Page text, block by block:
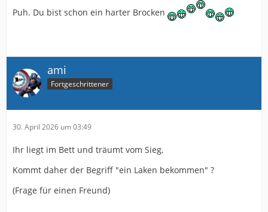
Puh. Du bist schon ein harter Brocken
ami
Fortgeschrittener
30. April 2026 um 03:49
Ihr liegt im Bett und träumt vom Sieg,
Kommt daher der Begriff "ein Laken bekommen" ?
(Frage für einen Freund)